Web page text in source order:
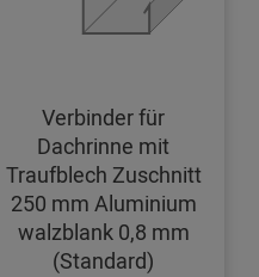
Verbinder für
Dachrinne mit
Traufblech Zuschnitt
250 mm Aluminium
walzblank 0,8 mm
(Standard)